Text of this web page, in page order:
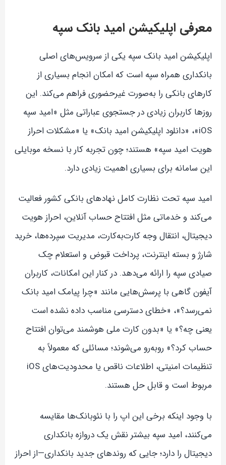
معرفی اپلیکیشن امید بانک سپه
اپلیکیشن امید بانک سپه یکی از سرویس‌های اصلی
بانکداری همراه سپه است که امکان انجام بسیاری از
کارهای بانکی را به‌صورت غیرحضوری فراهم می‌کند. این
روزها کاربران زیادی در جستجوی عباراتی مثل «امید سپه
iOS»، «دانلود اپلیکیشن امید بانک» یا «مشکلات احراز
هویت امید سپه» هستند؛ چون تجربه کار با نسخه موبایلی
این سامانه برای بسیاری اهمیت زیادی دارد.
امید سپه تحت نظارت کامل نهادهای بانکی کشور فعالیت
می‌کند و خدماتی مثل افتتاح حساب آنلاین، احراز هویت
دیجیتال، انتقال وجه کارت‌به‌کارت، مدیریت سپرده‌ها، خرید
شارژ و بسته اینترنت، پرداخت قبوض و استعلام چک
صیادی سپه را ارائه می‌دهد. در کنار این امکانات، کاربران
آیفون گاهی با پرسش‌هایی مانند «چرا پیامک امید بانک
نمی‌رسد؟»، «خطای دسترسی مناسب داده نشده است
یعنی چه؟» یا «بدون کارت ملی هوشمند می‌توان افتتاح
حساب کرد؟» روبه‌رو می‌شوند؛ مسائلی که معمولاً به
تنظیمات امنیتی، اطلاعات ناقص یا محدودیت‌های iOS
مربوط است و قابل حل هستند.
با وجود اینکه برخی این اپ را با نئوبانک‌ها مقایسه
می‌کنند، امید سپه بیشتر نقش یک دروازه بانکداری
دیجیتال را دارد؛ جایی که روندهای جدید بانکداری—از احراز